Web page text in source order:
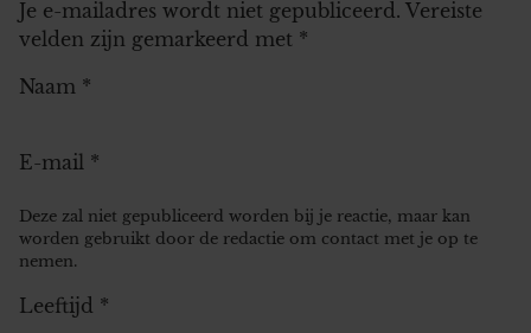
Je e-mailadres wordt niet gepubliceerd. Vereiste
velden zijn gemarkeerd met *
Naam *
E-mail *
Deze zal niet gepubliceerd worden bij je reactie, maar kan
worden gebruikt door de redactie om contact met je op te
nemen.
Leeftijd *